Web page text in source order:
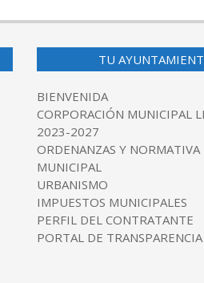
TU
BIENVENIDA
CORPORACIÓN MUNICIPAL
2023-2027
ORDENANZAS Y NORMATIVA
MUNICIPAL
URBANISMO
IMPUESTOS MUNICIPALES
PERFIL DEL CONTRATANTE
PORTAL DE TRANSPARENCIA